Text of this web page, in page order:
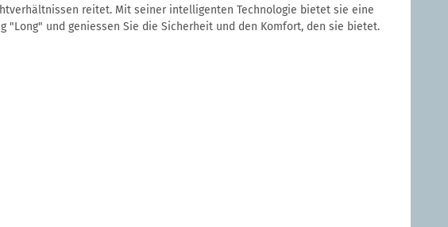
reitet. Mit seiner intelligenten Technologie bietet sie eine
und geniessen Sie die Sicherheit und den Komfort, den sie bietet.